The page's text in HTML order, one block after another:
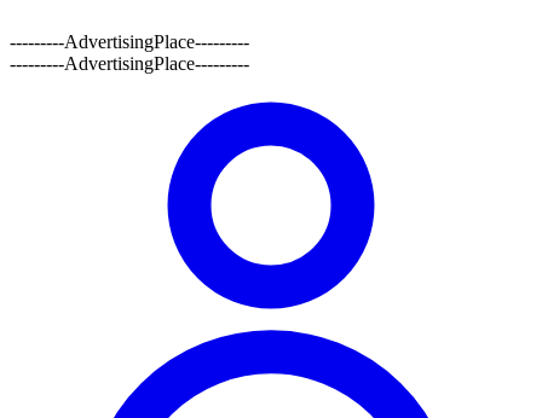
---------AdvertisingPlace---------
---------AdvertisingPlace---------